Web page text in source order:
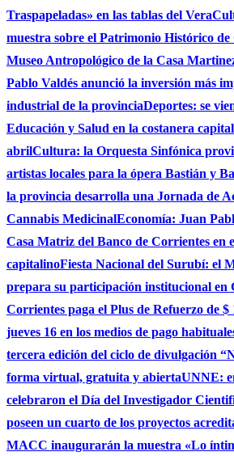
Traspapeladas» en las tablas del Vera
muestra sobre el Patrimonio Histórico de
Museo Antropológico de la Casa
Pablo Valdés anunció la inversión más
industrial de la provinciaDeportes: se
Educación y Salud en la costanera
abrilCultura: la Orquesta Sinfónica
artistas locales para la ópera Bastián y
la provincia desarrolla una Jornada de
Cannabis MedicinalEconomía: Juan
Casa Matriz del Banco de Corrientes en
capitalinoFiesta Nacional del Surubí: el
prepara su participación institucional en
Corrientes paga el Plus de Refuerzo de $
jueves 16 en los medios de pago
tercera edición del ciclo de divulgación
forma virtual, gratuita y abiertaUNNE:
celebraron el Día del Investigador
poseen un cuarto de los proyectos
MACC inaugurarán la muestra «Lo